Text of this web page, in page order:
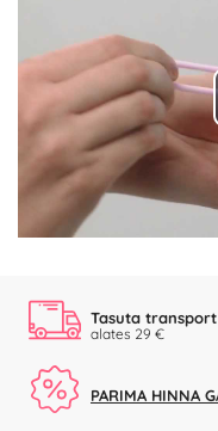
Tasuta transport
alates 29 €
PARIMA HINNA